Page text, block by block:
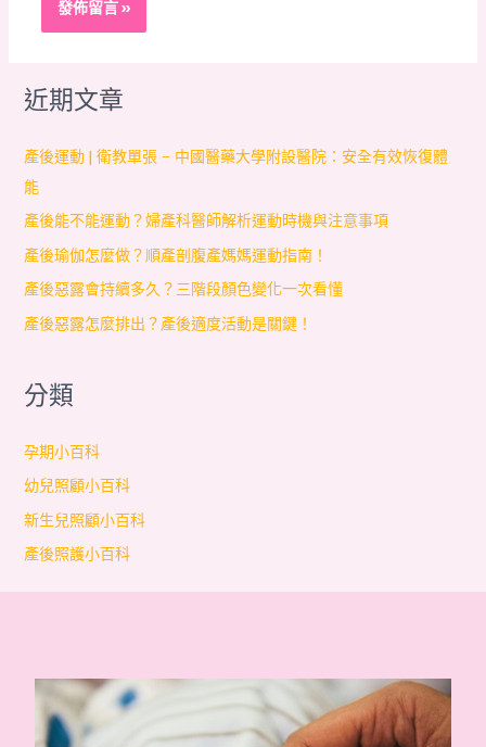
近期文章
產後運動 | 衛教單張 – 中國醫藥大學附設醫院：安全有效恢復體
能
產後能不能運動？婦產科醫師解析運動時機與注意事項
產後瑜伽怎麼做？順產剖腹產媽媽運動指南！
產後惡露會持續多久？三階段顏色變化一次看懂
產後惡露怎麼排出？產後適度活動是關鍵！
分類
孕期小百科
幼兒照顧小百科
新生兒照顧小百科
產後照護小百科